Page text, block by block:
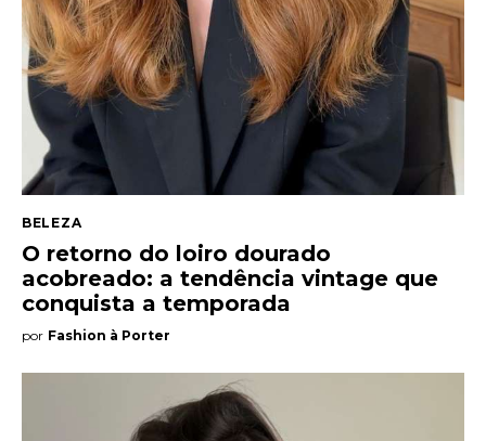
BELEZA
O retorno do loiro dourado
acobreado: a tendência vintage que
conquista a temporada
por Fashion à Porter